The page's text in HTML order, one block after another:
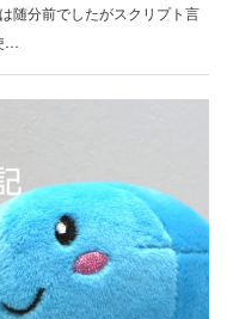
随分前でしたがスクリプト言
…